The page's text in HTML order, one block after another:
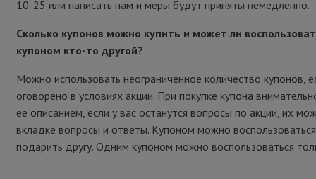
10-25 или написать нам и меры будут приняты немедленно.
Сколько купонов можно купить и может ли
купоном кто-то другой?
Можно использовать неограниченное количество купонов,
оговорено в условиях акции. При покупке купона
ее описанием, если у вас останутся вопросы по акции, их
вкладке вопросы и ответы. Купоном можно
подарить другу. Одним купоном можно воспользоваться